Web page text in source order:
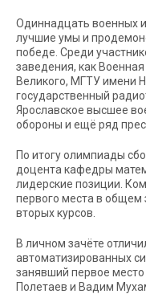
Одиннадцать военных и
лучшие умы и
победе. Среди
заведения, как
Великого, МГТУ имени
государственный
Ярославское высшее
обороны и ещё ряд
По итогу олимпиады
доцента кафедры
лидерские позиции.
первого места в общем
вторых курсов.
В личном зачёте
автоматизированных
занявший первое
Полетаев и Вадим